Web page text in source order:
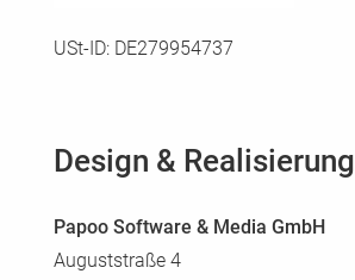
USt-ID: DE279954737
Design & Realisierung
Papoo Software & Media GmbH
Auguststraße 4